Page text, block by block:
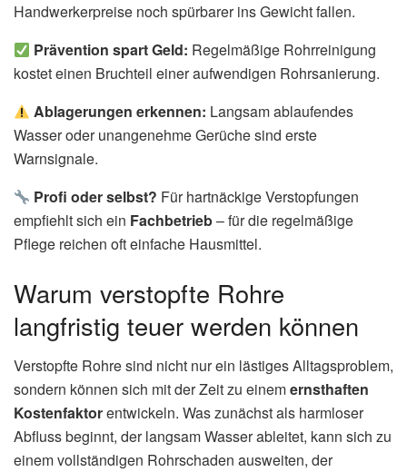
Handwerkerpreise noch spürbarer ins Gewicht fallen.
Prävention spart Geld: Regelmäßige Rohrreinigung
kostet einen Bruchteil einer aufwendigen Rohrsanierung.
Ablagerungen erkennen: Langsam ablaufendes
Wasser oder unangenehme Gerüche sind erste
Warnsignale.
Profi oder selbst? Für hartnäckige Verstopfungen
empfiehlt sich ein Fachbetrieb– für die regelmäßige
Pflege reichen oft einfache Hausmittel.
Warum verstopfte Rohre
langfristig teuer werden können
Verstopfte Rohre sind nicht nur ein lästiges Alltagsproblem,
sondern können sich mit der Zeit zu einemernsthaften
Kostenfaktorentwickeln. Was zunächst als harmloser
Abfluss beginnt, der langsam Wasser ableitet, kann sich zu
einem vollständigen Rohrschaden ausweiten, der